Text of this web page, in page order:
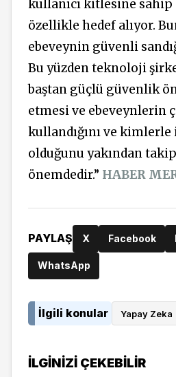
kullanıcı kitlesine
özellikle hedef alıyor.
ebeveynin güvenli
Bu yüzden teknoloji
baştan güçlü güvenlik
etmesi ve ebeveynlerin
kullandığını ve
olduğunu yakından
önemdedir.” HABER
PAYLAŞ X Facebook
WhatsApp
İlgili konular Yapay Zeka
İLGINIZI ÇEKEBILIR